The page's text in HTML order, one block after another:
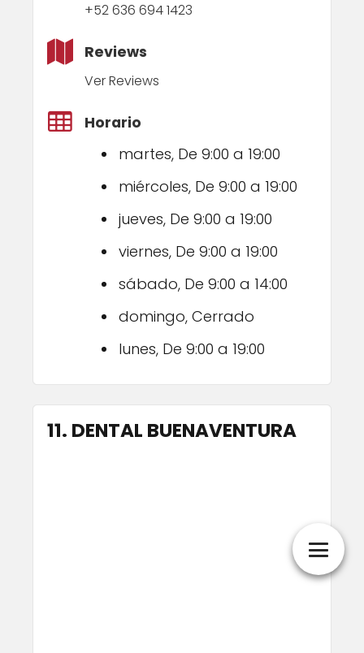
+52 636 694 1423
Reviews
Ver Reviews
Horario
martes, De 9:00 a 19:00
miércoles, De 9:00 a 19:00
jueves, De 9:00 a 19:00
viernes, De 9:00 a 19:00
sábado, De 9:00 a 14:00
domingo, Cerrado
lunes, De 9:00 a 19:00
11. DENTAL BUENAVENTURA